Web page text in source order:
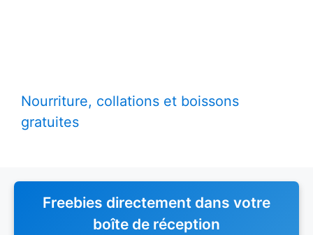
Nourriture, collations et boissons
gratuites
Freebies directement dans votre
boîte de réception